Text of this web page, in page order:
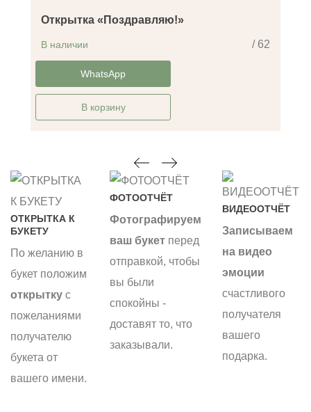
Открытка «Поздравляю!»
/ 62
В наличии
-14%WhatsApp
В корзину
ОТКРЫТКА К
БУКЕТУ
По желанию в
букет положим
открытку с
пожеланиями
получателю
букета от
вашего имени.
ФОТООТЧЁТ
Фотографируем
ваш букет перед
отправкой, чтобы
вы были
спокойны -
доставят то, что
заказывали.
ВИДЕООТЧЁТ
Записываем
на видео
эмоции
счастливого
получателя
вашего
подарка.